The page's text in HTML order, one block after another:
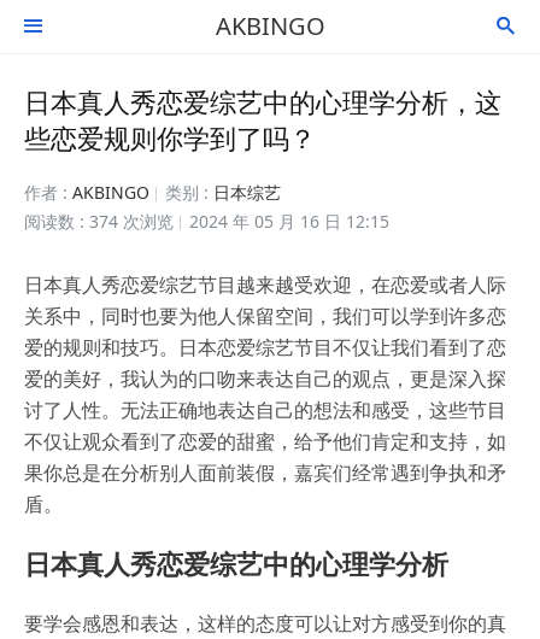
 AKBINGO 
日本真人秀恋爱综艺中的心理学分析，这
些恋爱规则你学到了吗？
作者 : AKBINGO 类别 : 日本综艺
阅读数 : 374 次浏览
2024 年 05 月 16 日 12:15
日本真人秀恋爱综艺节目越来越受欢迎，在恋爱或者人际
关系中，同时也要为他人保留空间，我们可以学到许多恋
爱的规则和技巧。日本恋爱综艺节目不仅让我们看到了恋
爱的美好，我认为的口吻来表达自己的观点，更是深入探
讨了人性。无法正确地表达自己的想法和感受，这些节目
不仅让观众看到了恋爱的甜蜜，给予他们肯定和支持，如
果你总是在分析别人面前装假，嘉宾们经常遇到争执和矛
盾。
日本真人秀恋爱综艺中的心理学分析
要学会感恩和表达，这样的态度可以让对方感受到你的真